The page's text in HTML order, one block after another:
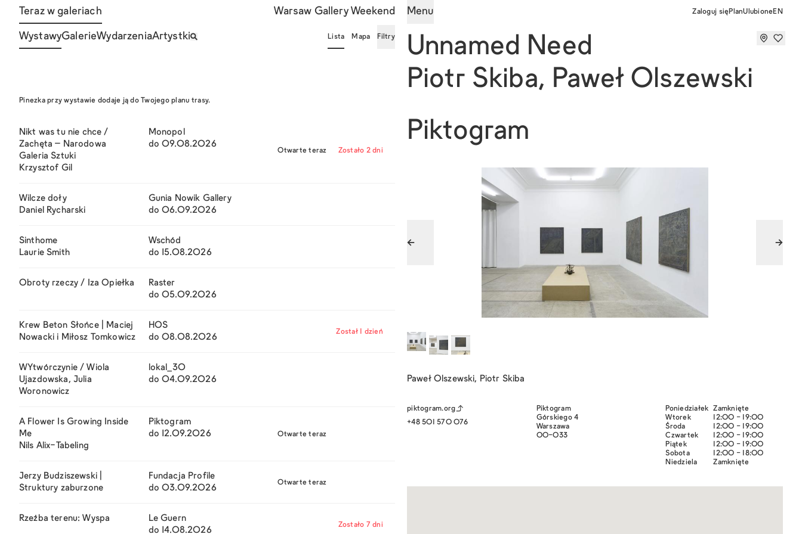
Teraz w galeriach Warsaw Gallery Weekend Menu Zaloguj się PlanUlubione EN
WystawyGalerieWydarzeniaArtystki Lista Mapa Filtry
Pinezka przy wystawie dodaje ją do Twojego planu trasy.
Nikt was tu nie chce /
Zachęta – Narodowa
Galeria Sztuki
Krzysztof Gil
Monopol
do 09.08.2026
Otwarte teraz Zostało 2 dni
Wilcze doły
Daniel Rycharski
Gunia Nowik Gallery
do 06.09.2026
Sinthome
Laurie Smith
Wschód
do 15.08.2026
Obroty rzeczy / Iza Opiełka
Raster
do 05.09.2026
Krew Beton Słońce | Maciej
Nowacki i Miłosz Tomkowicz
HOS
do 08.08.2026
Został 1 dzień
WYtwórczynie / Wiola
Ujazdowska, Julia
Woronowicz
lokal_30
do 04.09.2026
A Flower Is Growing Inside
Me
Nils Alix-Tabeling
Piktogram
do 12.09.2026
Otwarte teraz
Jerzy Budziszewski |
Struktury zaburzone
Fundacja Profile
do 03.09.2026
Otwarte teraz
Rzeźba terenu: Wyspa
Le Guern
do 14.08.2026
Zostało 7 dni
Unnamed Need
Piotr Skiba, Paweł Olszewski
Piktogram
Paweł Olszewski, Piotr Skiba
Piktogram
Górskiego 4
Warszawa
00-033
piktogram.org
+48 501 570 076
Poniedziałek
Zamknięte
Wtorek
12:00 - 19:00
Środa
12:00 - 19:00
Czwartek
12:00 - 19:00
Piątek
12:00 - 19:00
Sobota
12:00 - 18:00
Niedziela
Zamknięte